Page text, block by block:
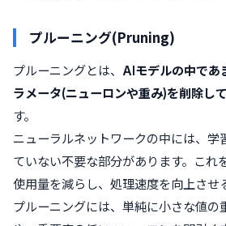
プルーニング(Pruning)
プルーニングとは、 AIモデルの中であ
ラメータ(ニューロンや重み)を削除し
す。
ニューラルネットワークの中には、学
ていない不要な部分があります。これ
使用量を減らし、処理速度を向上させ
プルーニングには、単純に小さな値の